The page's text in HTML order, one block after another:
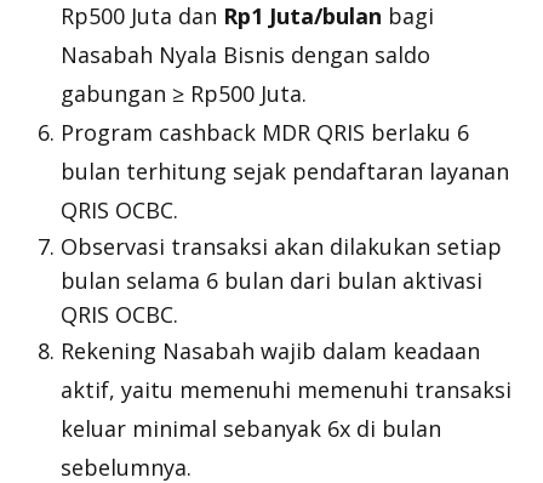
Rp500 Juta dan Rp1 Juta/bulan bagi
Nasabah Nyala Bisnis dengan saldo
gabungan ≥ Rp500 Juta.
Program cashback MDR QRIS berlaku 6
bulan terhitung sejak pendaftaran layanan
QRIS OCBC.
Observasi transaksi akan dilakukan setiap
bulan selama 6 bulan dari bulan aktivasi
QRIS OCBC.
Rekening Nasabah wajib dalam keadaan
aktif, yaitu memenuhi memenuhi transaksi
keluar minimal sebanyak 6x di bulan
sebelumnya.